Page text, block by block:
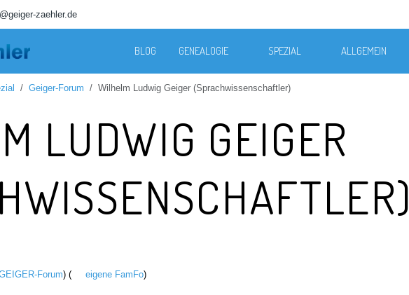
zaehler.de
BLOG GENEALOGIE SPEZIAL ALLGEMEIN
Geiger-Forum Wilhelm Ludwig Geiger (Sprachwissenschaftler)
LUDWIG GEIGER
Forum) ( eigene FamFo)